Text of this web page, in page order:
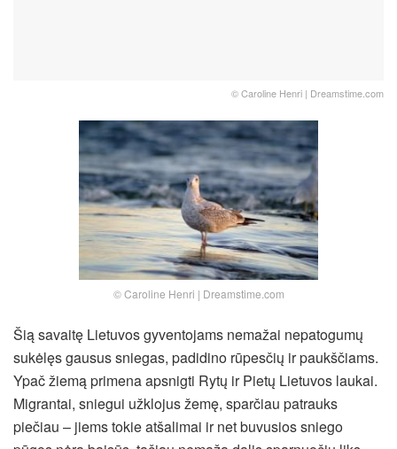
© Caroline Henri | Dreamstime.com
© Caroline Henri | Dreamstime.com
Šią savaitę Lietuvos gyventojams nemažai nepatogumų
sukėlęs gausus sniegas, padidino rūpesčių ir paukščiams.
Ypač žiemą primena apsnigti Rytų ir Pietų Lietuvos laukai.
Migrantai, sniegui užklojus žemę, sparčiau patrauks
piečiau – jiems tokie atšalimai ir net buvusios sniego